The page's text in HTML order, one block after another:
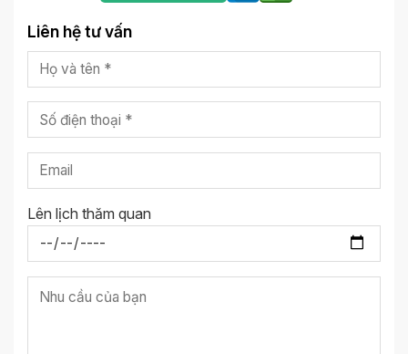
Liên hệ tư vấn
Lên lịch thăm quan